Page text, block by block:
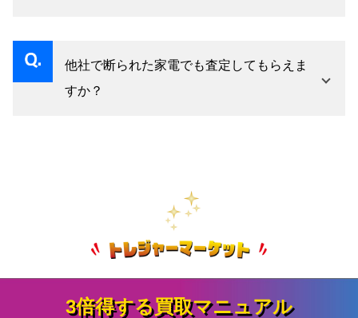
ただし、これらの付属品が揃っている方が査定
額は高くなります。特に高級家電の場合、付属
他社で断られた家電でも査定してもらえま
すか？
製品でも買取できる場合があります。年式が古
い製品、マイナーなメーカーの製品、小さな故
障がある製品なども、一度ご相談ください。必
ず買取をお約束するものではありませんが、可
能な限り対応いたします。
3倍得する買取マニュアル